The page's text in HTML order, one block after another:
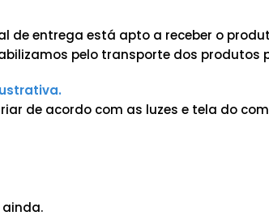
de entrega está apto a receber o
pelo transporte dos produtos
de acordo com as luzes e tela do